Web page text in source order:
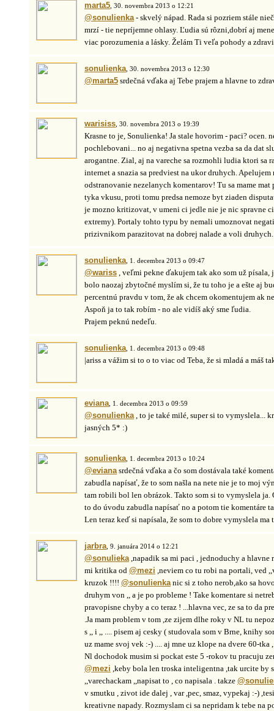
marta5 , 30. novembra 2013 o 12:21
@sonulienka- skvelý nápad. Rada si pozriem stále
mrzí - tie nepríjemne ohlasy. Ľudia sú rôzni,dobrí aj
viac porozumenia a lásky. Želám Ti veľa pohody a
sonulienka , 30. novembra 2013 o 12:30
@marta5 srdečná vďaka aj Tebe prajem a hlavne to
warisiss , 30. novembra 2013 o 19:39
Krasne to je, Sonulienka! Ja stale hovorim - paci? ocen.
pochlebovani... no aj negativna spetna vezba sa da dat
arogantne. Zial, aj na vareche sa rozmohli ludia ktori sa
internet a snazia sa predviest na ukor druhych.
odstranovanie nezelanych komentarov! Tu sa mame mat
tyka vkusu, proti tomu predsa nemoze byt ziaden
je mozno kritizovat, v umeni ci jedle nie je nic spravne
extremy). Portaly tohto typu by nemali umoznovat
prizivnikom parazitovat na dobrej nalade a voli druhych.
sonulienka , 1. decembra 2013 o 09:47
@wariss , veľmi pekne ďakujem tak ako som už písala,
bolo naozaj zbytočné myslím si, že tu toho je a ešte aj
percentnú pravdu v tom, že ak chcem okomentujem ak
Aspoň ja to tak robím - no ale vidíš aký sme ľudia.
Prajem peknú nedeľu.
sonulienka , 1. decembra 2013 o 09:48
|ariss a vážim si to o to viac od Teba, že si mladá a máš
eviana , 1. decembra 2013 o 09:59
@sonulienka, to je také milé, super si to vymyslela...
jasných 5* :)
sonulienka , 1. decembra 2013 o 10:24
@evianasrdečná vďaka a čo som dostávala také
zabudla napísať, že to som našla na nete nie je to moj
tam robili bol len obrázok. Takto som si to vymyslela ja.
to do úvodu zabudla napísať no a potom tie komentáre
Len teraz keď si napísala, že som to dobre vymyslela ma
jarbra , 9. januára 2014 o 12:21
@sonulieka,napadik sa mi paci , jednoduchy a hlavne
mi kritika od @mezi ,neviem co tu robi na portali, ved
kruzok !!!! @sonulienka nic si z toho nerob,ako sa
druhym von ,, a je po probleme ! Take komentare si
pravopisne chyby a co teraz ! ...hlavna vec, ze sa to da
.Ja mam problem v tom ,ze zijem dlhe roky v NL tu
s ,, i ,, .... pisem aj cesky ( studovala som v Brne, knihy
uz mame svoj vek :-) .... aj mne uz klope na dvere 60-tka
Nl dochodok musim si pockat este 5 -rokov tu pracuju
@mezi ,keby bola len troska inteligentna ,tak urcite by
,,varechackam ,,napisat to , co napisala . takze
v smutku , zivot ide dalej , var ,pec, smaz, vypekaj :-)
kreativne napady. Rozmyslam ci sa nepridam k tebe na